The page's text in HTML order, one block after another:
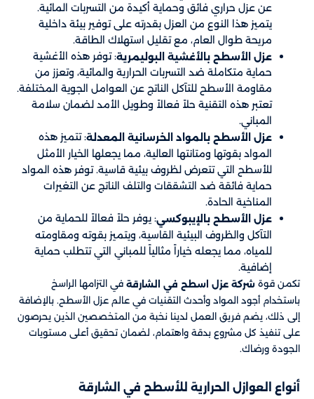
عن عزل حراري فائق وحماية أكيدة من التسربات المائية.
يتميز هذا النوع من العزل بقدرته على توفير بيئة داخلية
مريحة طوال العام، مع تقليل استهلاك الطاقة.
عزل الأسطح بالأغشية البوليمرية: توفر هذه الأغشية
حماية متكاملة ضد التسربات الحرارية والمائية، وتعزز من
مقاومة الأسطح للتآكل الناتج عن العوامل الجوية المختلفة.
تعتبر هذه التقنية حلاً فعالاً وطويل الأمد لضمان سلامة
المباني.
عزل الأسطح بالمواد الخرسانية المعدلة: تتميز هذه
المواد بقوتها ومتانتها العالية، مما يجعلها الخيار الأمثل
للأسطح التي تتعرض لظروف بيئية قاسية. توفر هذه المواد
حماية فائقة ضد التشققات والتلف الناتج عن التغيرات
المناخية الحادة.
عزل الأسطح بالإيبوكسي: يوفر حلاً فعالاً للحماية من
التآكل والظروف البيئية القاسية، ويتميز بقوته ومقاومته
للمياه، مما يجعله خياراً مثالياً للمباني التي تتطلب حماية
إضافية.
تكمن قوة شركة عزل اسطح في الشارقة في التزامها الراسخ
باستخدام أجود المواد وأحدث التقنيات في عالم عزل الأسطح. بالإضافة
إلى ذلك، يضم فريق العمل لدينا نخبة من المتخصصين الذين يحرصون
على تنفيذ كل مشروع بدقة واهتمام، لضمان تحقيق أعلى مستويات
الجودة ورضاك.
أنواع العوازل الحرارية للأسطح في الشارقة